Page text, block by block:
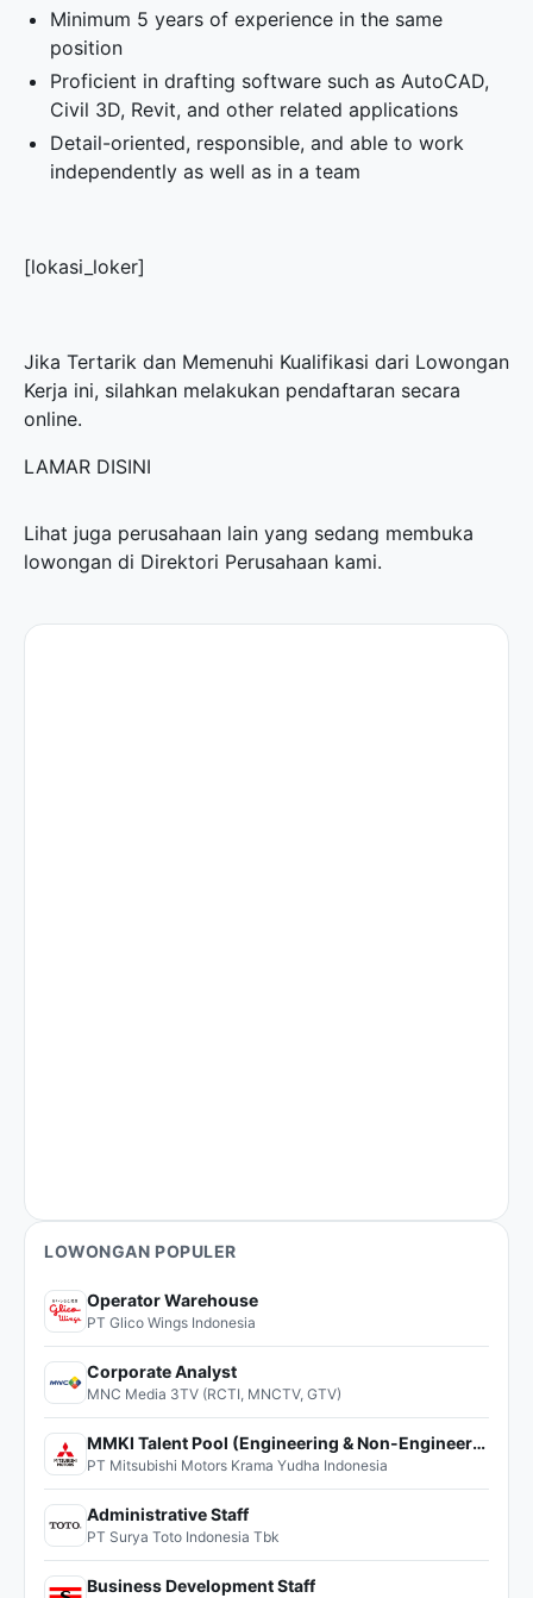
Minimum 5 years of experience in the same
position
Proficient in drafting software such as AutoCAD,
Civil 3D, Revit, and other related applications
Detail-oriented, responsible, and able to work
independently as well as in a team
[lokasi_loker]
Jika Tertarik dan Memenuhi Kualifikasi dari Lowongan
Kerja ini, silahkan melakukan pendaftaran secara
online.
LAMAR DISINI
Lihat juga perusahaan lain yang sedang membuka
lowongan di Direktori Perusahaan kami.
LOWONGAN POPULER
Operator Warehouse
PT Glico Wings Indonesia
Corporate Analyst
MNC Media 3TV (RCTI, MNCTV, GTV)
MMKI Talent Pool (Engineering & Non-Engineering)
PT Mitsubishi Motors Krama Yudha Indonesia
Administrative Staff
PT Surya Toto Indonesia Tbk
Business Development Staff